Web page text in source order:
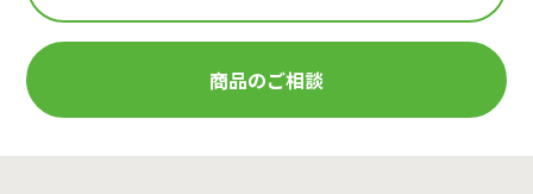
商品のご相談